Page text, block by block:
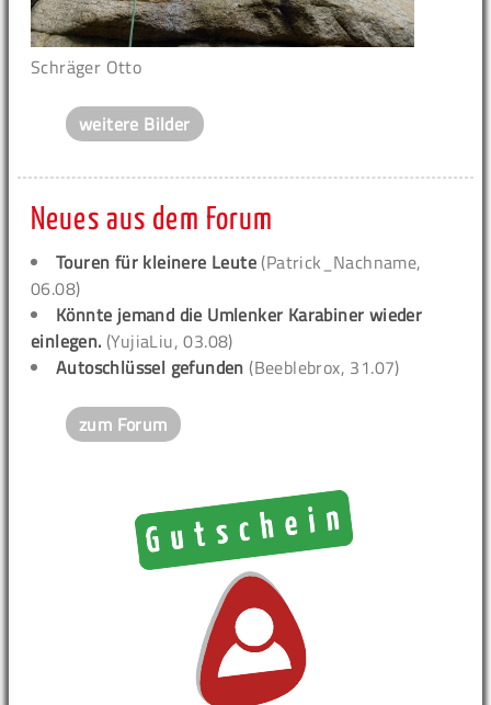
Schräger Otto
weitere Bilder
Neues aus dem Forum
Touren für kleinere Leute (Patrick_Nachname,
06.08)
Könnte jemand die Umlenker Karabiner wieder
einlegen. (YujiaLiu, 03.08)
Autoschlüssel gefunden (Beeblebrox, 31.07)
zum Forum